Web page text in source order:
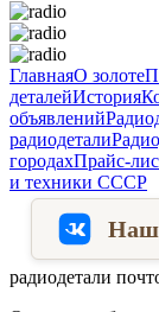
ГлавнаяО золоте
деталейИстория
объявлений
радиодетали
городахПрайс-
и техники СССР
радиодетали